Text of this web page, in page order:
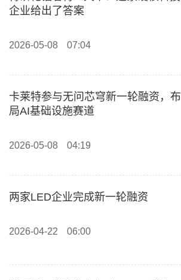
企业给出了答案
2026-05-08 07:04
卡莱特参与无问芯穹新一轮融资，布
局AI基础设施赛道
2026-05-08 04:19
两家LED企业完成新一轮融资
2026-04-22 06:00